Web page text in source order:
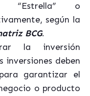
“Estrella” o
según la
BCG.
la inversión
inversiones deben
garantizar el
o producto